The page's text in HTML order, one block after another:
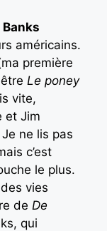
américains.
première
Le poney
vite,
et Jim
ne lis pas
c’est
le plus.
vies
de De
qui